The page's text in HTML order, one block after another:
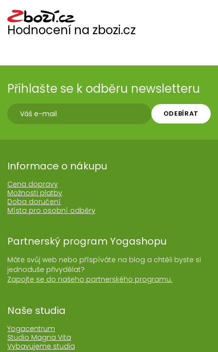
Hodnocení na zbozi.cz
Přihlašte se k odběru newsletteru
ODEBÍRAT
Informace o nákupu
Cena dopravy
Možnosti platby
Doba doručení
Místa pro osobní odběry
Partnerský program Yogashopu
Máte svůj web nebo příspíváte na blog a chtěli byste si
jednoduše přivydělat?
Zapojte se do našeho partnerského programu.
Naše studia
Yogacentrum
Studio Magna Vita
Vybavujeme studia